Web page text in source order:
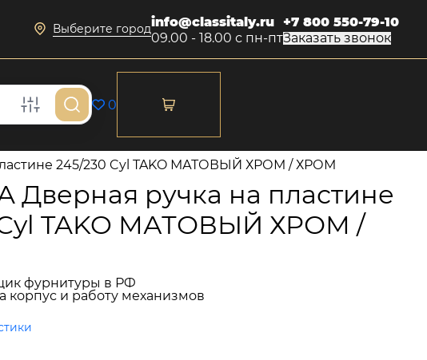
Выберите городinfo@classitaly.ru
09.00 - 18.00 с пн-пт
+7 800 550-79-10
Заказать звонок
0
245/230 Cyl TAKO МАТОВЫЙ ХРОМ / ХРОМ
Дверная ручка на пластине
Cyl TAKO МАТОВЫЙ ХРОМ /
фурнитуры в РФ
корпус и работу механизмов